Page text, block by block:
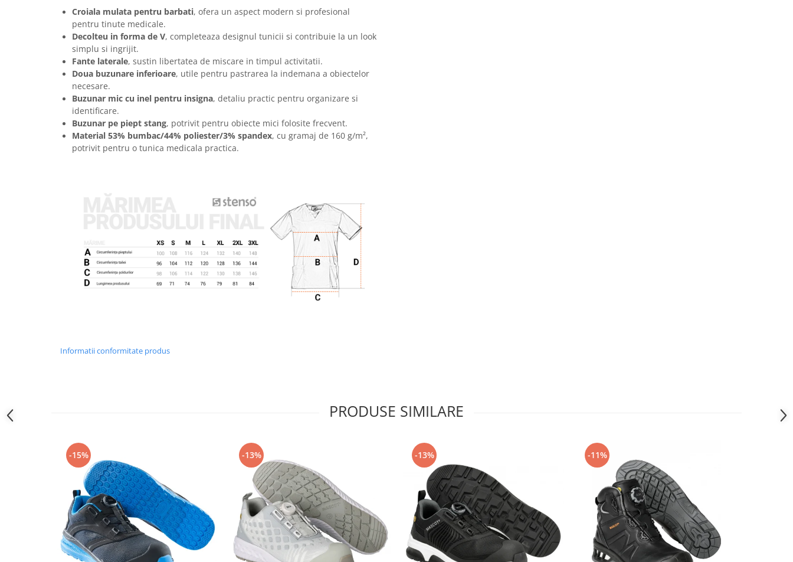
Hartie igienica, prosoape hartie si
Articole pentru rufe, casa,
geamuri, mobila
Articole pentru birou, suprafete,
Intretinere si odorizante masina
Accesorii pentru curatenie
Tipografie si stampile
Incaltaminte
Incaltaminte de oras si munte
Echipamente medicale
Manusi de protectie
Accesorii pentru protectia capului
Casti de protectie
Ochelari de protectie si viziere
Croiala mulata pentru barbati, ofera un aspect modern si profesional
pentru tinute medicale.
Decolteu in forma de V, completeaza designul tunicii si contribuie la un look
simplu si ingrijit.
Fante laterale, sustin libertatea de miscare in timpul activitatii.
Doua buzunare inferioare, utile pentru pastrarea la indemana a obiectelor
necesare.
Buzunar mic cu inel pentru insigna, detaliu practic pentru organizare si
identificare.
Buzunar pe piept stang, potrivit pentru obiecte mici folosite frecvent.
Material 53% bumbac/44% poliester/3% spandex, cu gramaj de 160 g/m²,
potrivit pentru o tunica medicala practica.
Informatii conformitate produs
PRODUSE SIMILARE
-15% -13% -13% -11%